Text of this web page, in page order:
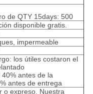
de QTY 15days: 500
disponible gratis.
impermeable
los útiles costaron el
antes de la
antes de entrega
o expreso. Nuestra